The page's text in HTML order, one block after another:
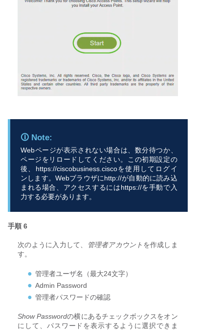
Webページが表示されない場合は、数分待つか、
ページをリロードしてください。この初期設定の
後、https://ciscobusiness.ciscoを使用してログイ
ンします。Webブラウザにhttp://が自動的に読み込
まれる場合、アクセスするにはhttps://を手動で入
力する必要があります。
手順 6
次のように入力して、 管理者アカウント を作成しま
す。
管理者ユーザ名（最大24文字）
Admin Password
管理者パスワードの確認
Show Passwordの横にあるチェックボックスをオン
にして、パスワードを表示するように選択できま